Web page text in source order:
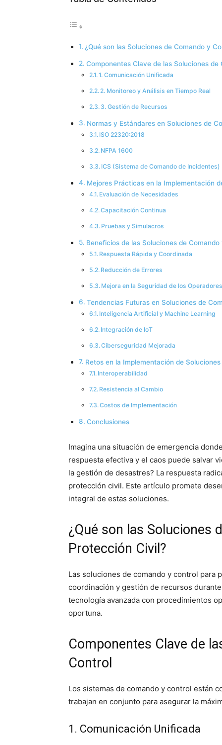
¿Qué son las Soluciones de Comando y
Componentes Clave de las Soluciones de
1. Comunicación Unificada
2. Monitoreo y Análisis en Tiempo Real
3. Gestión de Recursos
Normas y Estándares en Soluciones de
ISO 22320:2018
NFPA 1600
ICS (Sistema de Comando de Incidentes)
Mejores Prácticas en la Implementación
Evaluación de Necesidades
Capacitación Continua
Pruebas y Simulacros
Beneficios de las Soluciones de
Respuesta Rápida y Coordinada
Reducción de Errores
Mejora en la Seguridad de los Operadores
Tendencias Futuras en Soluciones de
Inteligencia Artificial y Machine Learning
Integración de IoT
Ciberseguridad Mejorada
Retos en la Implementación de
Interoperabilidad
Resistencia al Cambio
Costos de Implementación
Conclusiones
Imagina una situación de emergencia
respuesta efectiva y el caos puede salvar
la gestión de desastres? La respuesta
protección civil. Este artículo promete
integral de estas soluciones.
¿Qué son las Soluciones
Protección Civil?
Las soluciones de comando y control
coordinación y gestión de recursos
tecnología avanzada con procedimientos
oportuna.
Componentes Clave de
Control
Los sistemas de comando y control están
trabajan en conjunto para asegurar la
1. Comunicación Unificada